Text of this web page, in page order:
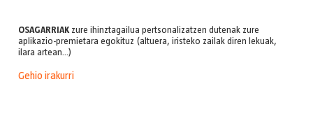
OSAGARRIAKzure ihinztagailua pertsonalizatzen dutenak zure
aplikazio-premietara egokituz (altuera, iristeko zailak diren lekuak,
ilara artean…)
Gehio irakurri